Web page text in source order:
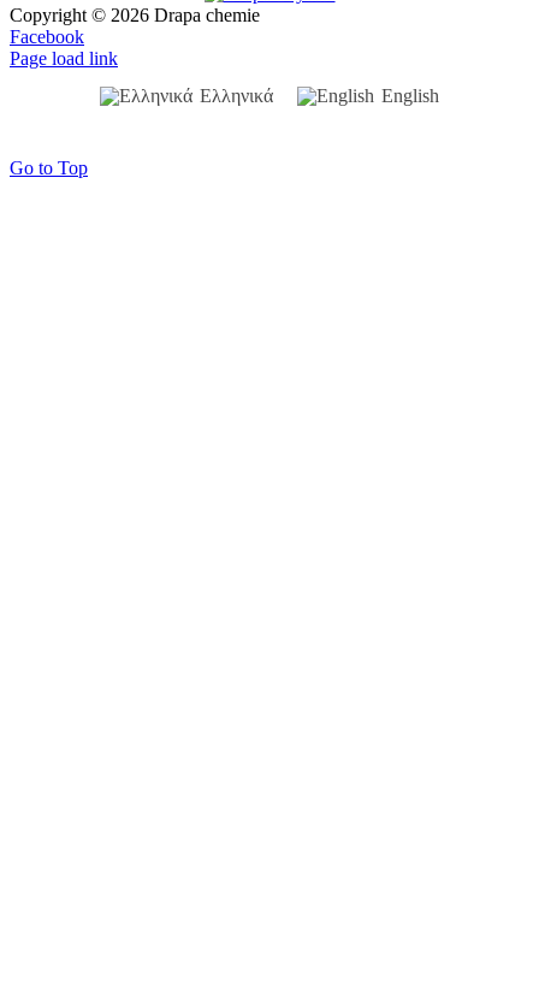
Copyright © 2026 Drapa chemie
Facebook
Page load link
Ελληνικά
English
Go to Top